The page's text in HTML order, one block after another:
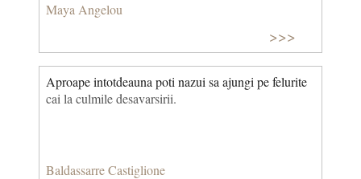
Maya Angelou
>>>
Aproape intotdeauna poti nazui sa ajungi pe felurite
cai la culmile desavarsirii.
Baldassarre Castiglione